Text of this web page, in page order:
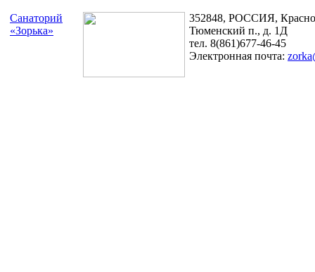
Санаторий
«Зорька»
352848, РОССИЯ,
Тюменский п., д. 1Д
тел. 8(861)677-46-45
Электронная почта: